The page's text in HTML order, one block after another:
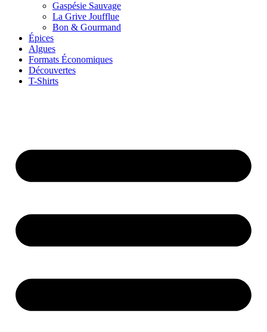
Gaspésie Sauvage
La Grive Joufflue
Bon & Gourmand
Épices
Algues
Formats Économiques
Découvertes
T-Shirts